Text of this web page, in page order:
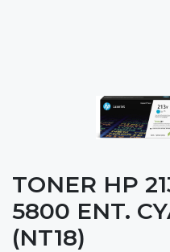
TONER HP
5800 ENT.
(NT18)